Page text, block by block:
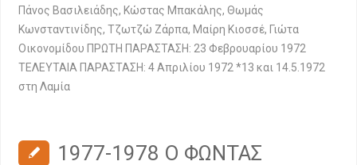
Πάνος Βασιλειάδης, Κώστας Μπακάλης, Θωμάς
Κωνσταντινίδης, Τζωτζώ Ζάρπα, Μαίρη Κιοσσέ, Γιώτα
Οικονομίδου ΠΡΩΤΗ ΠΑΡΑΣΤΑΣΗ: 23 Φεβρουαρίου 1972
ΤΕΛΕΥΤΑΙΑ ΠΑΡΑΣΤΑΣΗ: 4 Απριλίου 1972 *13 και 14.5.1972
στη Λαμία
1977-1978 Ο ΦΩΝΤΑΣ